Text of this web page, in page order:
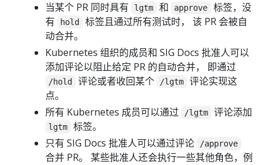
当某个 PR 同时具有
lgtm 和 approve
标签，没
有
hold
标签且通过所有测试时， 该 PR 会被自
动合并。
Kubernetes 组织的成员和 SIG Docs 批准人可以
添加评论以阻止给定 PR 的自动合并， 即通过
/hold 评论或者收回某个 /lgtm
评论实现这
点。
所有 Kubernetes 成员可以通过
/lgtm 评论添加
lgtm
标签。
只有 SIG Docs 批准人可以通过评论
/approve
合并 PR。 某些批准人还会执行一些其他角色，例